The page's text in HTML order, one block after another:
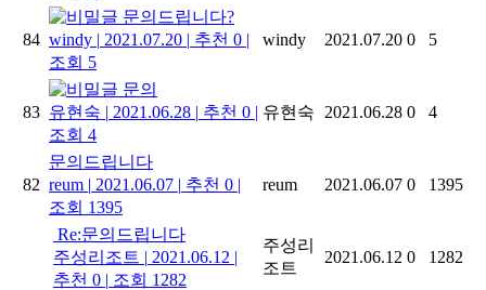
84
문의드립니다?
windy | 2021.07.20 | 추천 0 |
조회 5
windy 2021.07.20 0 5
83
문의
유현숙 | 2021.06.28 | 추천 0 |
조회 4
유현숙 2021.06.28 0 4
82
문의드립니다
reum | 2021.06.07 | 추천 0 |
조회 1395
reum 2021.06.07 0 1395
Re:문의드립니다
주성리조트 | 2021.06.12 |
추천 0 | 조회 1282
주성리
조트
2021.06.12 0 1282